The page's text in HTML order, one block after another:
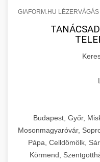
GIAFORM.HU LÉZERVÁGÁS
Budapest, Győr,
Mosonmagyaróvár,
Pápa, Celldömölk,
Körmend,